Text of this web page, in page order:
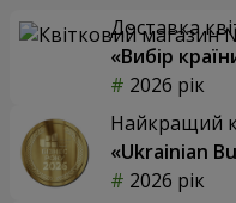
Доставка
«Вибір
2026 рік
Найкращий
«Ukrainian
2026 рік